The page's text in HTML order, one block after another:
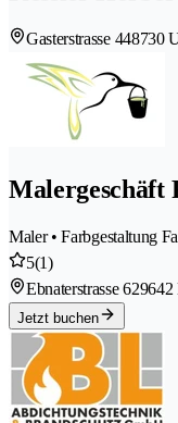
Gasterstrasse 448730
Malergeschäft
Maler • Farbgestaltung
5(1)
Ebnaterstrasse 629642
Jetzt buchen